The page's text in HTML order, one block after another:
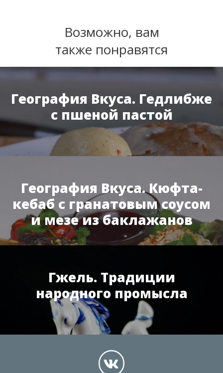
Возможно, вам
также понравятся
География Вкуса. Гедлибже
с пшеной пастой
География Вкуса. Кюфта-
кебаб с гранатовым соусом
и мезе из баклажанов
Гжель. Традиции
народного промысла